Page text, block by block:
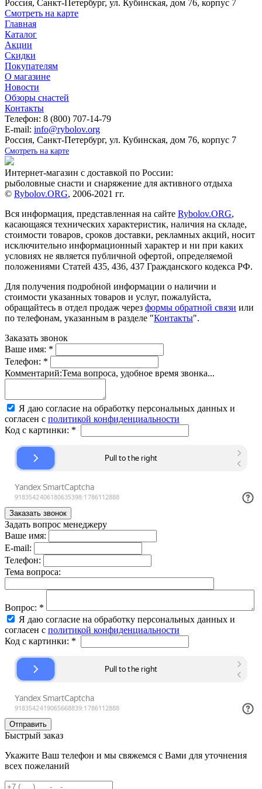
Россия, Санкт-Петербург, ул. Кубинская, дом 76, корпус 7
Смотреть на карте
Главная
Каталог
Акции
Скидки
Покупателям
О магазине
Новости
Обзоры снастей
Контакты
Телефон: 8 (800) 707-14-79
E-mail: info@rybolov.org
Россия, Санкт-Петербург, ул. Кубинская, дом 76, корпус 7
Смотреть на карте
Интернет-магазин с доставкой по России:
рыболовные снасти и снаряжение для активного отдыха
© Rybolov.ORG, 2006-2021 гг.
Вся информация, представленная на сайте Rybolov.ORG,
касающаяся технических характеристик, наличия на складе,
стоимости товаров, сроков доставки, рекламных акций, носит
исключительно информационный характер и ни при каких
условиях не является публичной офертой, определяемой
положениями Статей 435, 436, 437 Гражданского кодекса РФ.
Для получения подробной информации о наличии и
стоимости указанных товаров и услуг, пожалуйста,
обращайтесь в отдел продаж через формы обратной связи или
по телефонам, указанным в разделе "Контакты".
Заказать звонок
Ваше имя: *
Телефон: *
Комментарий:Тема вопроса, удобное время звонка...
Я даю согласие на обработку персональных данных и
согласен с политикой конфиденциальности
Код с картинки: *
Задать вопрос менеджеру
Ваше имя:
E-mail:
Телефон:
Тема вопроса:
Вопрос: *
Я даю согласие на обработку персональных данных и
согласен с политикой конфиденциальности
Код с картинки: *
Быстрый заказ
Укажите Ваш телефон и мы свяжемся с Вами для уточнения
всех пожеланий